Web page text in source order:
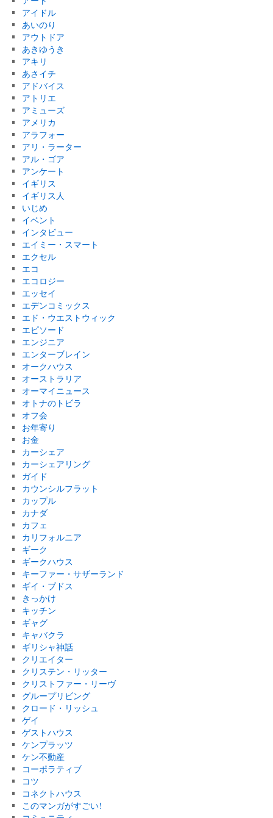
アイドル
あいのり
アウトドア
あきゆうき
アキリ
あさイチ
アドバイス
アトリエ
アミューズ
アメリカ
アラフォー
アリ・ラーター
アル・ゴア
アンケート
イギリス
イギリス人
いじめ
イベント
インタビュー
エイミー・スマート
エクセル
エコ
エコロジー
エッセイ
エデンコミックス
エド・ウエストウィック
エピソード
エンジニア
エンターブレイン
オークハウス
オーストラリア
オーマイニュース
オトナのトビラ
オフ会
お年寄り
お金
カーシェア
カーシェアリング
ガイド
カウンシルフラット
カップル
カナダ
カフェ
カリフォルニア
ギーク
ギークハウス
キーファー・サザーランド
ギイ・ブドス
きっかけ
キッチン
ギャグ
キャバクラ
ギリシャ神話
クリエイター
クリステン・リッター
クリストファー・リーヴ
グループリビング
クロード・リッシュ
ゲイ
ゲストハウス
ケンプラッツ
ケン不動産
コーポラティブ
コツ
コネクトハウス
このマンガがすごい!